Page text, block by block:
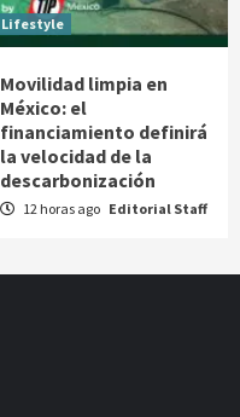
Lifestyle
Movilidad limpia en
México: el
financiamiento definirá
la velocidad de la
descarbonización
12 horas ago Editorial Staff